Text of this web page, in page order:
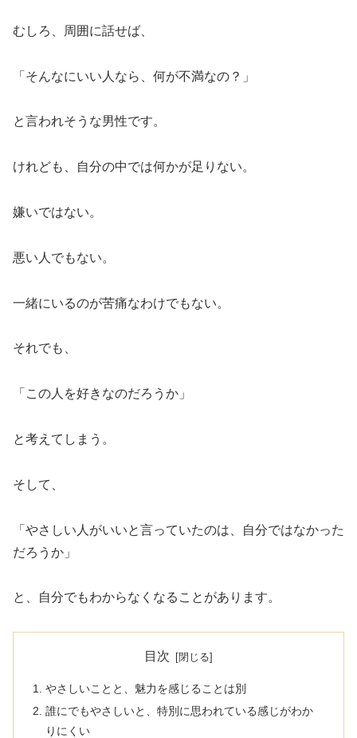
むしろ、周囲に話せば、
「そんなにいい人なら、何が不満なの？」
と言われそうな男性です。
けれども、自分の中では何かが足りない。
嫌いではない。
悪い人でもない。
一緒にいるのが苦痛なわけでもない。
それでも、
「この人を好きなのだろうか」
と考えてしまう。
そして、
「やさしい人がいいと言っていたのは、自分ではなかった
だろうか」
と、自分でもわからなくなることがあります。
目次
やさしいことと、魅力を感じることは別
誰にでもやさしいと、特別に思われている感じがわか
りにくい